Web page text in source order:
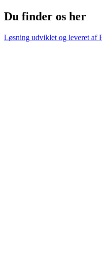
Du finder os her
Løsning udviklet og leveret af